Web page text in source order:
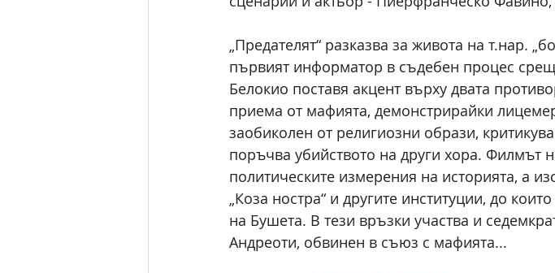
„Предателят“ разказва за живота на т.нар.
първият информатор в съдебен процес
Белокио поставя акцент върху двата
приема от мафията, демонстрирайки
заобиколен от религиозни образи,
поръчва убийството на други хора. Филмът
политическите измерения на историята, а
„Коза ностра“ и другите институции, до
на Бушета. В тези връзки участва и
Андреоти, обвинен в съюз с мафията...